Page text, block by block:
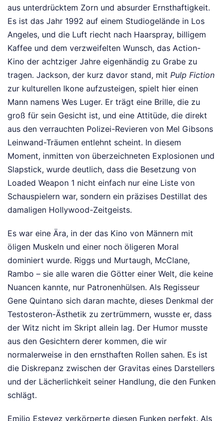
aus unterdrücktem Zorn und absurder Ernsthaftigkeit.
Es ist das Jahr 1992 auf einem Studiogelände in Los
Angeles, und die Luft riecht nach Haarspray, billigem
Kaffee und dem verzweifelten Wunsch, das Action-
Kino der achtziger Jahre eigenhändig zu Grabe zu
tragen. Jackson, der kurz davor stand, mit Pulp Fiction
zur kulturellen Ikone aufzusteigen, spielt hier einen
Mann namens Wes Luger. Er trägt eine Brille, die zu
groß für sein Gesicht ist, und eine Attitüde, die direkt
aus den verrauchten Polizei-Revieren von Mel Gibsons
Leinwand-Träumen entlehnt scheint. In diesem
Moment, inmitten von überzeichneten Explosionen und
Slapstick, wurde deutlich, dass die Besetzung von
Loaded Weapon 1 nicht einfach nur eine Liste von
Schauspielern war, sondern ein präzises Destillat des
damaligen Hollywood-Zeitgeists.
Es war eine Ära, in der das Kino von Männern mit
öligen Muskeln und einer noch öligeren Moral
dominiert wurde. Riggs und Murtaugh, McClane,
Rambo – sie alle waren die Götter einer Welt, die keine
Nuancen kannte, nur Patronenhülsen. Als Regisseur
Gene Quintano sich daran machte, dieses Denkmal der
Testosteron-Ästhetik zu zertrümmern, wusste er, dass
der Witz nicht im Skript allein lag. Der Humor musste
aus den Gesichtern derer kommen, die wir
normalerweise in den ernsthaften Rollen sahen. Es ist
die Diskrepanz zwischen der Gravitas eines Darstellers
und der Lächerlichkeit seiner Handlung, die den Funken
schlägt.
Emilio Estevez verkörperte diesen Funken perfekt. Als